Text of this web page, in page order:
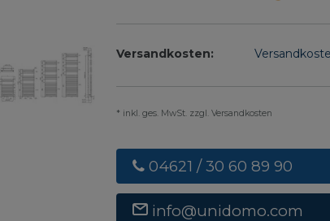
Versandkosten:
* inkl. ges. MwSt. zzgl. Versandkosten
04621 / 30 60 89 90
info@unidomo.com